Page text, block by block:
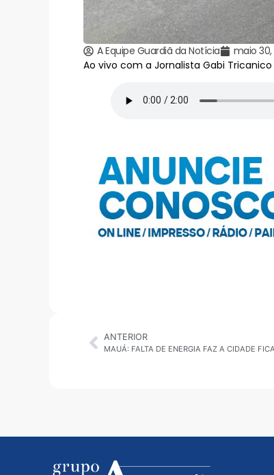
A Equipe Guardiã da Notícia maio 30,
Ao vivo com a Jornalista Gabi Tricanico
ANTERIOR
MAUÁ: FALTA DE ENERGIA FAZ A CIDADE